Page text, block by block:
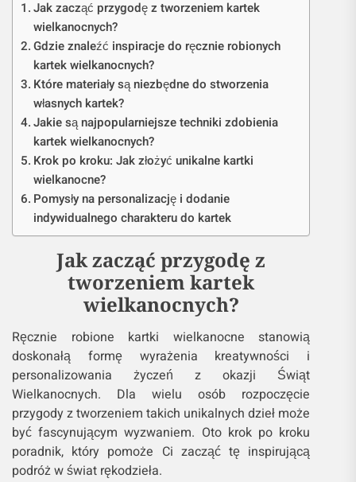
Jak zacząć przygodę z tworzeniem kartek
wielkanocnych?
Gdzie znaleźć inspiracje do ręcznie robionych
kartek wielkanocnych?
Które materiały są niezbędne do stworzenia
własnych kartek?
Jakie są najpopularniejsze techniki zdobienia
kartek wielkanocnych?
Krok po kroku: Jak złożyć unikalne kartki
wielkanocne?
Pomysły na personalizację i dodanie
indywidualnego charakteru do kartek
Jak zacząć przygodę z
tworzeniem kartek
wielkanocnych?
Ręcznie robione kartki wielkanocne stanowią
doskonałą formę wyrażenia kreatywności i
personalizowania życzeń z okazji Świąt
Wielkanocnych. Dla wielu osób rozpoczęcie
przygody z tworzeniem takich unikalnych dzieł może
być fascynującym wyzwaniem. Oto krok po kroku
poradnik, który pomoże Ci zacząć tę inspirującą
podróż w świat rękodzieła.